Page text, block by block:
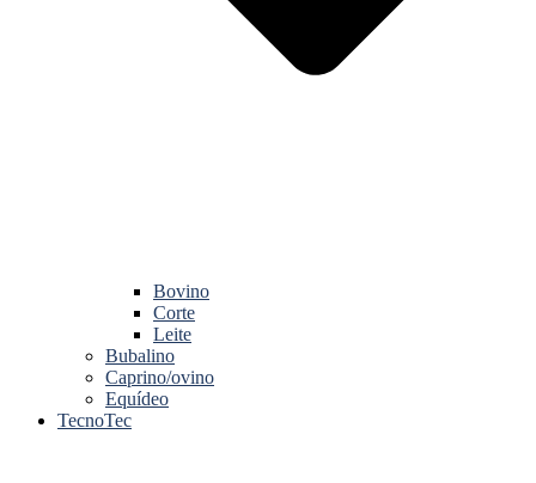
Bovino
Corte
Leite
Bubalino
Caprino/ovino
Equídeo
TecnoTec